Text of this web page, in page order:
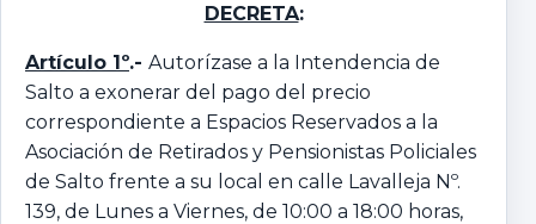
DECRETA:
Artículo 1º.- Autorízase a la Intendencia de
Salto a exonerar del pago del precio
correspondiente a Espacios Reservados a la
Asociación de Retirados y Pensionistas Policiales
de Salto frente a su local en calle Lavalleja Nº.
139, de Lunes a Viernes, de 10:00 a 18:00 horas,